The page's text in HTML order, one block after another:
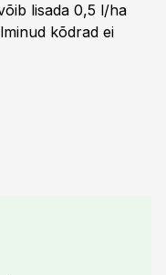
lisada 0,5 l/ha
kõdrad ei